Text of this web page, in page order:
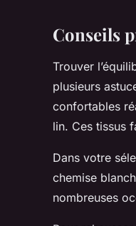
Conseils
Trouver
plusieurs
confortables
lin. Ces tissus
Dans votre
chemise
nombreuses